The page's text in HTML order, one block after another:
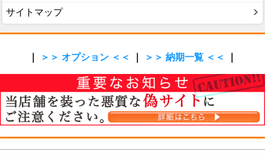
サイトマップ
＞＞ オプション ＜＜ ＞＞ 納期一覧 ＜＜